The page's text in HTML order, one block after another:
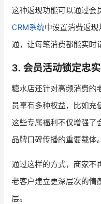
这种返现功能可以通过会
CRM系统中设置消费返
通，让每笔消费都能实时
3. 会员活动锁定忠
糖水店还针对高频消费的
员享有多种权益，比如充
这些专属福利不仅增强了
品牌口碑传播的重要载体。
通过这样的方式，商家不
老客户建立更深层次的情
层。